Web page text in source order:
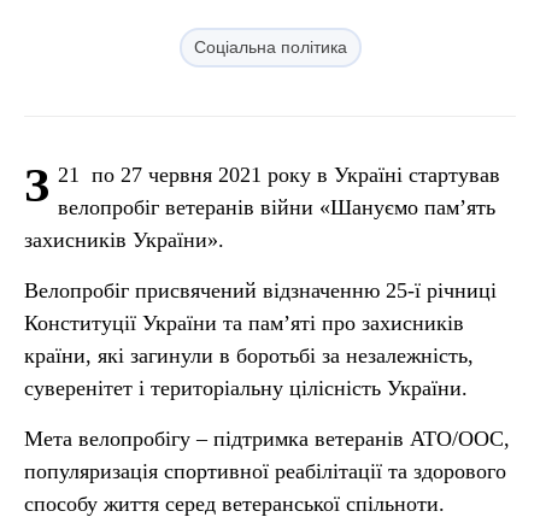
Соціальна політика
З 21 по 27 червня 2021 року в Україні стартував
велопробіг ветеранів війни «Шануємо пам’ять
захисників України».
Велопробіг присвячений відзначенню 25-ї річниці
Конституції України та пам’яті про захисників
країни, які загинули в боротьбі за незалежність,
суверенітет і територіальну цілісність України.
Мета велопробігу – підтримка ветеранів АТО/ООС,
популяризація спортивної реабілітації та здорового
способу життя серед ветеранської спільноти.